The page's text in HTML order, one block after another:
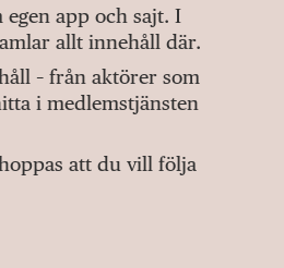
egen app och sajt. I
allt innehåll där.
– från aktörer som
i medlemstjänsten
att du vill följa